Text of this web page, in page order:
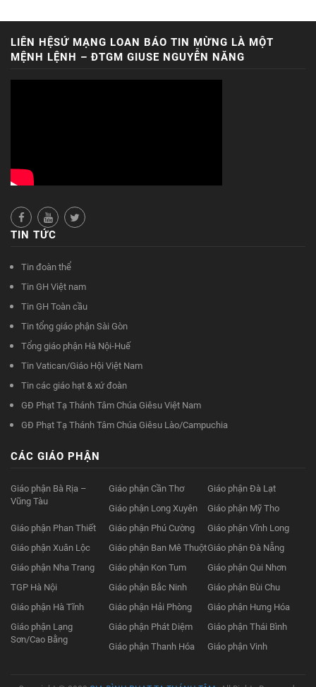
LIÊN HỆSỨ MẠNG LOAN BÁO TIN MỪNG LÀ MỘT
MỆNH LỆNH – ĐTGM GIUSE NGUYỄN NĂNG
TIN TỨC
Tin đoàn thể
Tin GH Việt nam
Tin GH Toàn cầu
Tin tổng giáo phận Sài Gòn
Tổng giáo phận Hà Nội-Huế
Tin Vatican/Giáo Hội Việt Nam
Tin các giáo hạt & xứ đoàn
GĐ Phạt Tạ Thánh Tâm Chúa Giêsu Việt Nam
GĐ Phạt Tạ Thánh Tâm Chúa Giêsu Lào/Campuchia
CÁC GIÁO PHẬN
Giáo phận Bà Rịa –
Vũng Tàu
Giáo phận Cần Thơ
Giáo phận Đà Lạt
Giáo phận Long Xuyên
Giáo phận Mỹ Tho
Giáo phận Phan Thiết
Giáo phận Phú Cường
Giáo phận Vĩnh Long
Giáo phận Xuân Lộc
Giáo phận Ban Mê ThuộtGiáo phận Đà Nẵng
Giáo phận Nha Trang
Giáo phận Kon Tum
Giáo phận Qui Nhơn
TGP Hà Nội
Giáo phận Bắc Ninh
Giáo phận Bùi Chu
Giáo phận Hà Tĩnh
Giáo phận Hải Phòng
Giáo phận Hưng Hóa
Giáo phận Lạng
Sơn/Cao Bằng
Giáo phận Phát Diệm
Giáo phận Thái Bình
Giáo phận Thanh Hóa
Giáo phận Vinh